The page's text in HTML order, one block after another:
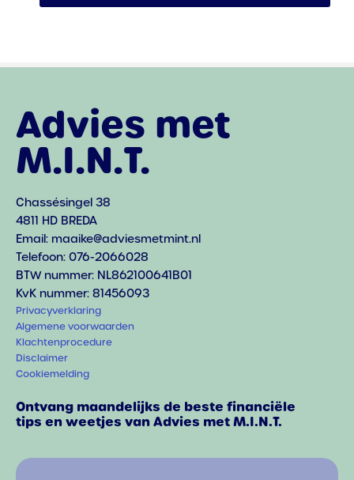
Advies met
M.I.N.T.
Chassésingel 38
4811 HD BREDA
Email: maaike@adviesmetmint.nl
Telefoon: 076-2066028
BTW nummer: NL862100641B01
KvK nummer: 81456093
Privacyverklaring
Algemene voorwaarden
Klachtenprocedure
Disclaimer
Cookiemelding
Ontvang maandelijks de beste financiële
tips en weetjes van Advies met M.I.N.T.